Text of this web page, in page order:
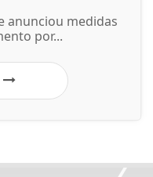
anunciou medidas
por...